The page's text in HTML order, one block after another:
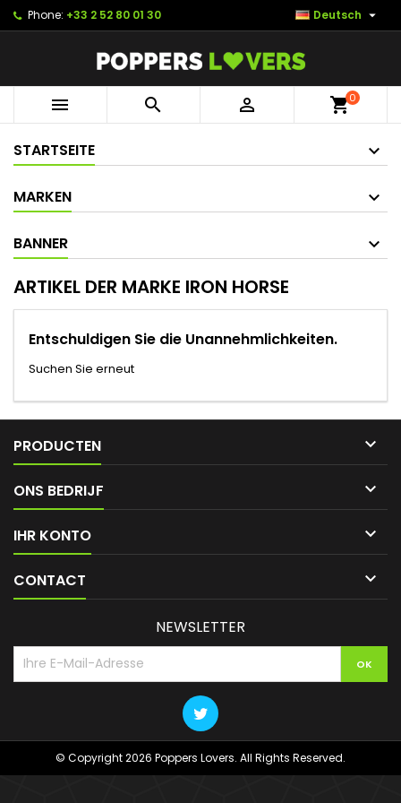
Phone: +33 2 52 80 01 30 Deutsch 
   shopping_cart0
STARTSEITE
MARKEN
BANNER
ARTIKEL DER MARKE IRON HORSE
Entschuldigen Sie die Unannehmlichkeiten.
Suchen Sie erneut
PRODUCTEN 
ONS BEDRIJF 
IHR KONTO 
CONTACT 
NEWSLETTER
© Copyright 2026 Poppers Lovers. All Rights Reserved.